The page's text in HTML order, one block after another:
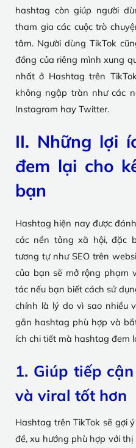
hashtag còn giúp người
tham gia các cuộc trò
tâm. Người dùng TikTok
đồng của riêng mình xung
nhất ở Hashtag trên
không ngập tràn như các
Instagram hay Twitter.
II. Những lợi
đem lại cho
bạn
Hashtag hiện nay được
các nền tảng xã hội, đặc
tương tự như SEO trên
của bạn sẽ mở rộng phạm
tác nếu bạn biết cách sử
chính là lý do vì sao nhiều
gắn hashtag phù hợp và
ích chi tiết mà hashtag đem
1. Giúp tiếp
và viral tốt hơn
Hashtag trên TikTok sẽ gợi
đề, xu hướng phù hợp với thị